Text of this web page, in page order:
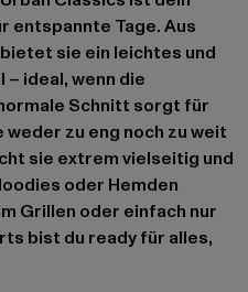
Tage. Aus
sie ein leichtes und
ideal, wenn die
Schnitt sorgt für
zu eng noch zu weit
sie extrem vielseitig und
oder Hemden
Grillen oder einfach nur
bist du ready für alles,